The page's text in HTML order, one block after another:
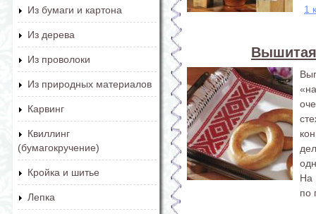
Из бумаги и картона
Из дерева
Из проволоки
Из природных материалов
Карвинг
Квиллинг
(бумагокручение)
Кройка и шитье
Лепка
1
На
по